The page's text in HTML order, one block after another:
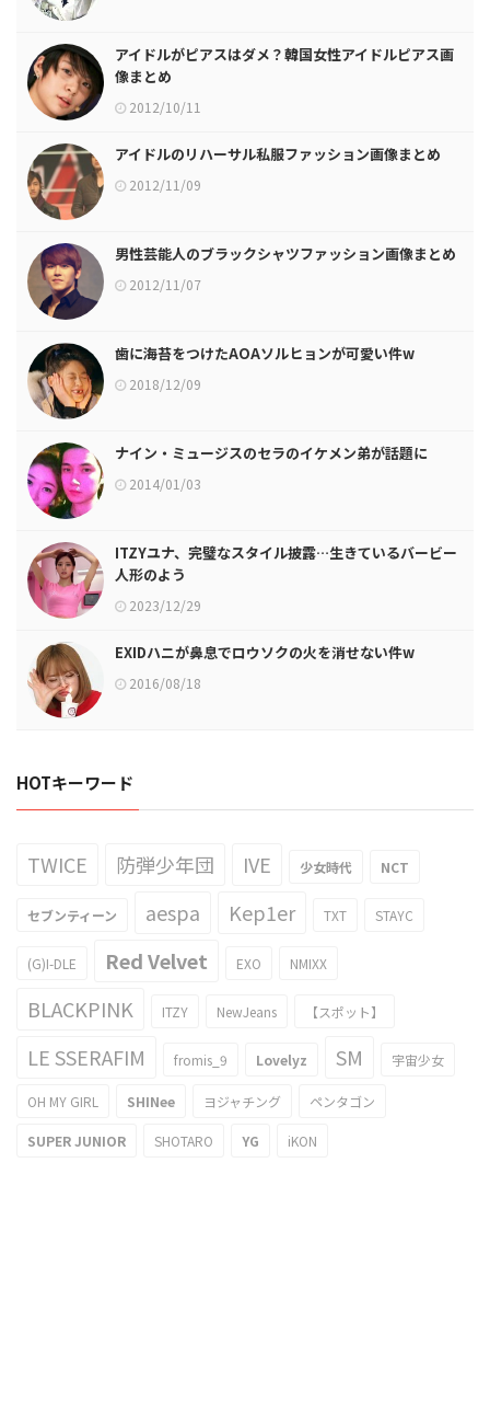
アイドルがピアスはダメ？韓国女性アイドルピアス画
像まとめ
2012/10/11
アイドルのリハーサル私服ファッション画像まとめ
2012/11/09
男性芸能人のブラックシャツファッション画像まとめ
2012/11/07
歯に海苔をつけたAOAソルヒョンが可愛い件w
2018/12/09
ナイン・ミュージスのセラのイケメン弟が話題に
2014/01/03
ITZYユナ、完璧なスタイル披露…生きているバービー
人形のよう
2023/12/29
EXIDハニが鼻息でロウソクの火を消せない件w
2016/08/18
HOTキーワード
TWICE 防弾少年団 IVE 少女時代 NCT
セブンティーン aespa Kep1er TXT STAYC
(G)I-DLE Red Velvet EXO NMIXX
BLACKPINK ITZY NewJeans 【スポット】
LE SSERAFIM fromis_9 Lovelyz SM 宇宙少女
OH MY GIRL SHINee ヨジャチング ペンタゴン
SUPER JUNIOR SHOTARO YG iKON